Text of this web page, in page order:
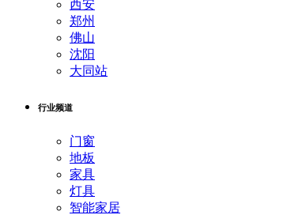
西安
郑州
佛山
沈阳
大同站
行业频道
门窗
地板
家具
灯具
智能家居